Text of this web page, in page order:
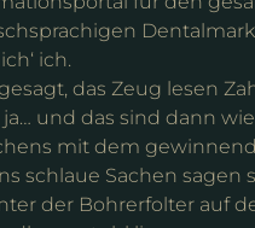
ich.
das Zeug lesen
und das sind dann
mit dem
schlaue Sachen sagen
der Bohrerfolter auf